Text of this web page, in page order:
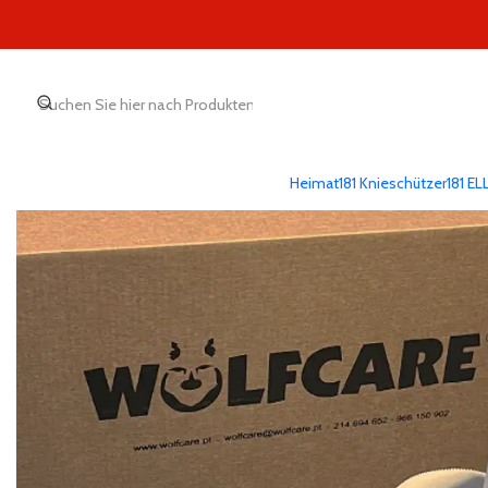
Heimat181 Knieschützer181